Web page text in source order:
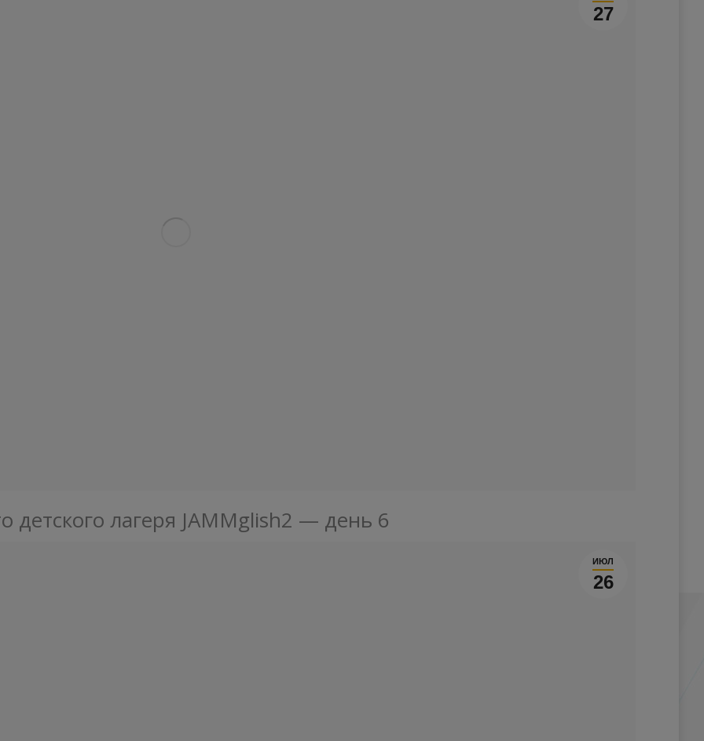
27
детского лагеря JAMMglish2 — день 6
ИЮЛ
26